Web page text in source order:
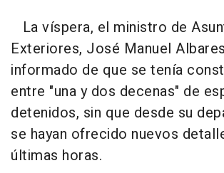
La víspera, el ministro de
Exteriores, José Manuel
informado de que se tenía
entre "una y dos decenas" de
detenidos, sin que desde su
se hayan ofrecido nuevos
últimas horas.